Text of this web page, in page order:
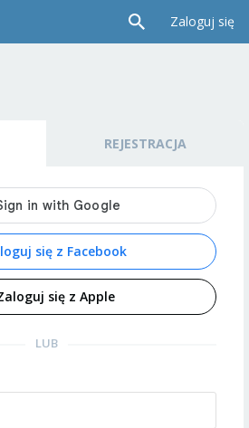
Zaloguj się
REJESTRACJA
się z Facebook
się z Apple
LUB